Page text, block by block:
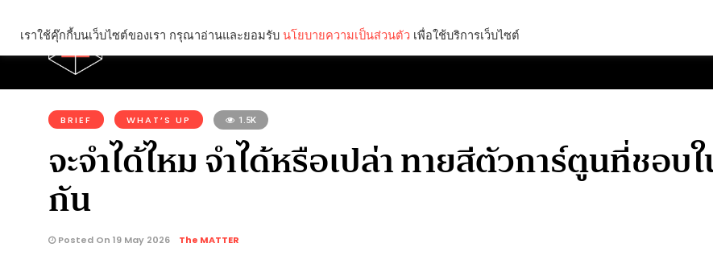
คุณกำลังอ่าน:
BRIEF WHAT’S UP 1.5K
จะจำได้ไหม จำได้หรือเปล่า ทายสีตัวการ์ตูนที่ชอบใ
กัน
Posted On 19 May 2026 The MATTER
เราใช้คุ๊กกี้บนเว็บไซต์ของเรา กรุณาอ่านและยอมรับ นโยบายความเป็นส่วนตัว เพื่อใช้บริการเว็บไซต์